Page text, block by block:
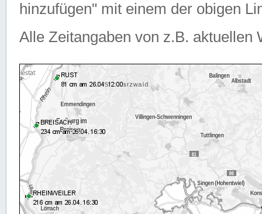
hinzufügen" mit einem der obigen
Alle Zeitangaben von z.B. aktuellen